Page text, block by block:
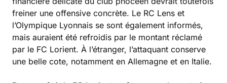
freiner une offensive concrète. Le RC Lens et
l’Olympique Lyonnais se sont également informés,
mais auraient été refroidis par le montant réclamé
par le FC Lorient. À l’étranger, l’attaquant conserve
une belle cote, notamment en Allemagne et en Italie.